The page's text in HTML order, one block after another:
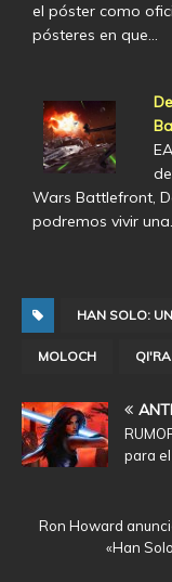
el póster como
pósteres en que…
Wars Battlefront,
podremos vivir
HAN SOLO:
MOLOCH QI'RA
para el
Ron Howard
«Han